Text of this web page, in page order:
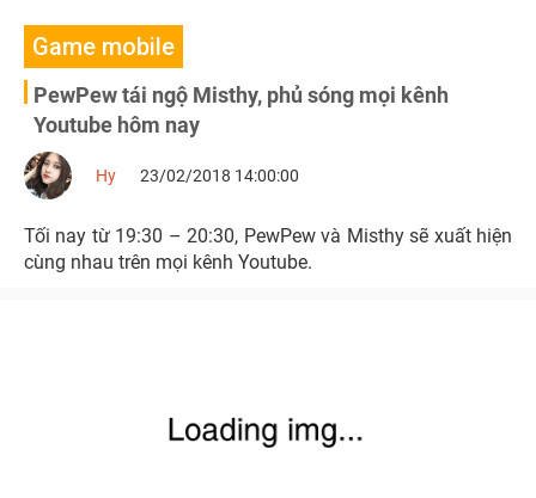
Game mobile
PewPew tái ngộ Misthy, phủ sóng mọi kênh
Youtube hôm nay
Hy 23/02/2018 14:00:00
Tối nay từ 19:30 – 20:30, PewPew và Misthy sẽ xuất hiện
cùng nhau trên mọi kênh Youtube.